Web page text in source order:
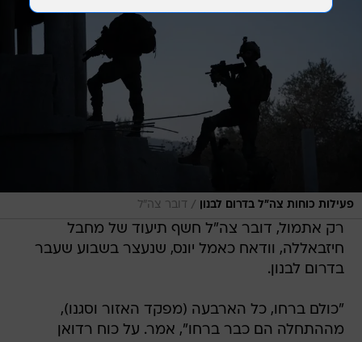
פעילות כוחות צה"ל בדרום לבנון / דובר צה"ל
רק אתמול, דובר צה"ל חשף תיעוד של מחבל
חיזבאללה, וודאח כאמל יונס, שנעצר בשבוע שעבר
בדרום לבנון.
"כולם ברחו, כל הארבעה (מפקד האזור וסגנו),
מההתחלה הם כבר ברחו", אמר. על כוח רדואן